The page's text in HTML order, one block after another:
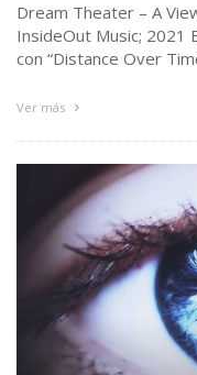
Dream Theater – A
InsideOut Music; 2021
con “Distance Over
Ver más